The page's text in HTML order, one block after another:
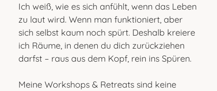
Ich weiß, wie es sich anfühlt, wenn das Leben
zu laut wird. Wenn man funktioniert, aber
sich selbst kaum noch spürt. Deshalb kreiere
ich Räume, in denen du dich zurückziehen
darfst – raus aus dem Kopf, rein ins Spüren.
Meine Workshops & Retreats sind keine